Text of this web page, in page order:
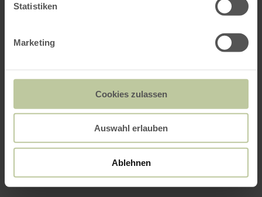
Statistiken
Marketing
Cookies zulassen
Auswahl erlauben
Ablehnen